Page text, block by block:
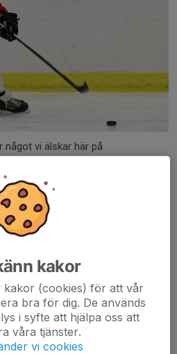
något vi älskar här på
Mycket tid läggs på den
är delaktig i sin egen utvckling.
och välmeriterade tränare
och ger feedback.
med Videoanalys med
Sportchef Per Edvall
kakor
kakor (cookies) för att vår
bra för dig. De används
i syfte att hjälpa oss att
våra tjänster.
vi cookies